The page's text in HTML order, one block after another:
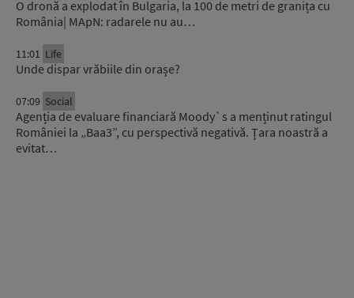
O dronă a explodat în Bulgaria, la 100 de metri de granița cu
România| MApN: radarele nu au…
11:01 Life
Unde dispar vrăbiile din orașe?
07:09 Social
Agenția de evaluare financiară Moody`s a menținut ratingul
României la „Baa3”, cu perspectivă negativă. Țara noastră a
evitat…